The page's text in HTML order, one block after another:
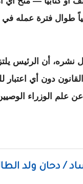
طوال فترة عمله في
نشره، أن الرئيس
دون أي
عن علم الوزراء
و المالية
/ دحان ولد